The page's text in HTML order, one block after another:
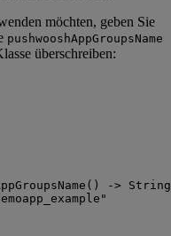
möchten, geben Sie
pushwooshAppGroupsName
überschreiben:
() ->
String
"